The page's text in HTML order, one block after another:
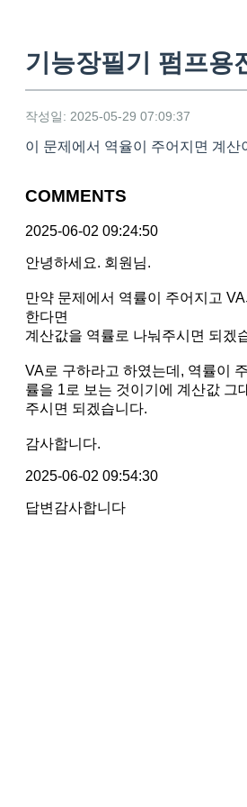
기능장필기 펌프용
작성일: 2025-05-29 07:09:37
이 문제에서 역율이 주어지면 계산
COMMENTS
2025-06-02 09:24:50
안녕하세요. 회원님.
만약 문제에서 역률이 주어지고
한다면
계산값을 역률로 나눠주시면 되겠
VA로 구하라고 하였는데, 역률이
률을 1로 보는 것이기에 계산값 그
주시면 되겠습니다.
감사합니다.
2025-06-02 09:54:30
답변감사합니다